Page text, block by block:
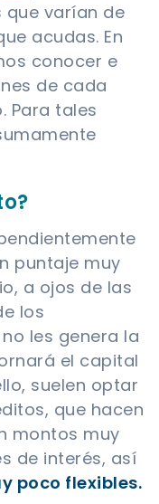
varían de
acudas. En
conocer e
de cada
Para tales
puntaje muy
a ojos de las
los
les genera la
el capital
suelen optar
que hacen
montos muy
de interés, así
poco flexibles.